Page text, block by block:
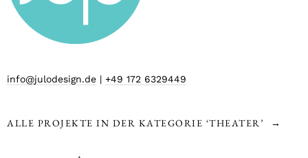
info@julodesign.de | +49 172 6329449
ALLE PROJEKTE IN DER KATEGORIE ‘THEATER’